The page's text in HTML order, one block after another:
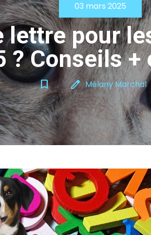
03 mars 2025
lettre pour
? Conseils +
bookmark_border edit Mélany Marchal